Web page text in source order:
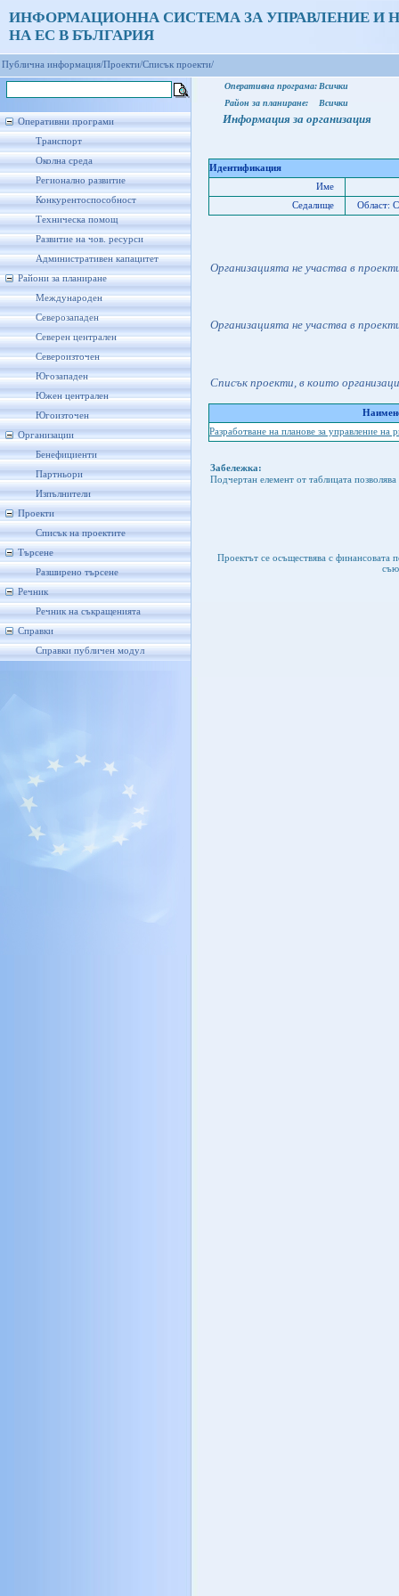
ИНФОРМАЦИОННА СИСТЕМА ЗА УПРАВЛЕНИЕ И
НА ЕС В БЪЛГАРИЯ
Публична информация/Проекти/Списък проекти/
Оперативни програми
Транспорт
Околна среда
Регионално развитие
Конкурентоспособност
Техническа помощ
Развитие на чов. ресурси
Административен капацитет
Райони за планиране
Международен
Северозападен
Северен централен
Североизточен
Югозападен
Южен централен
Югоизточен
Организации
Бенефициенти
Партньори
Изпълнители
Проекти
Списък на проектите
Търсене
Разширено търсене
Речник
Речник на съкращенията
Справки
Справки публичен модул
Оперативна програма: Всички
Район за планиране:
Всички
Информация за организация
Идентификация
Име
Седалище
Област:
Организацията не участва в
Организацията не участва в
Списък проекти, в които
Разработване на планове за управление на
Забележка:
Подчертан елемент от таблицата
Проектът се осъществява с финансовата